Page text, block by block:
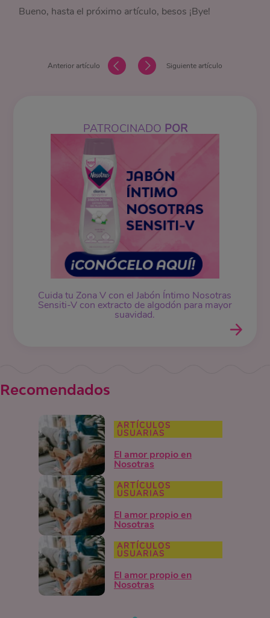
Bueno, hasta el próximo artículo, besos ¡Bye!
Anterior artículo Siguiente artículo
PATROCINADO POR
Cuida tu Zona V con el Jabón Íntimo Nosotras
Sensiti-V con extracto de algodón para mayor
suavidad.
Recomendados
ARTÍCULOS
USUARIAS
El amor propio en
Nosotras
ARTÍCULOS
USUARIAS
El amor propio en
Nosotras
ARTÍCULOS
USUARIAS
El amor propio en
Nosotras